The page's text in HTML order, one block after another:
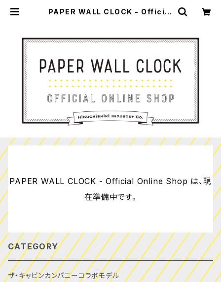
PAPER WALL CLOCK - Official
PAPER WALL CLOCK - Official Online Shop は、現
在準備中です。
CATEGORY
ザ・キャビンカンパニーコラボモデル